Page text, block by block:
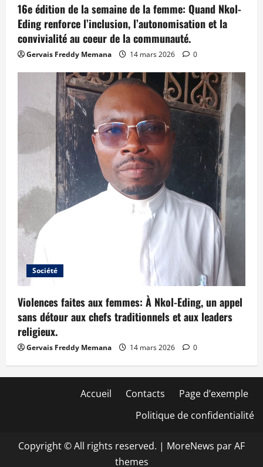
16e édition de la semaine de la femme: Quand Nkol-
Eding renforce l’inclusion, l’autonomisation et la
convivialité au coeur de la communauté.
Gervais Freddy Memana 14 mars 2026 0
Société
Violences faites aux femmes: À Nkol-Eding, un appel
sans détour aux chefs traditionnels et aux leaders
religieux.
Gervais Freddy Memana 14 mars 2026 0
Accueil Contacts
Page d’exemple
Politique de confidentialité
Copyright © All rights reserved. | MoreNews par AF
themes